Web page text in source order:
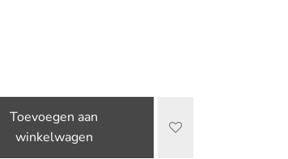
Toevoegen aan
winkelwagen